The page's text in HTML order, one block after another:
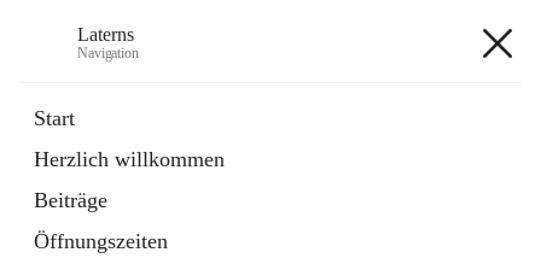
Laterns
Navigation
Start
Herzlich willkommen
Beiträge
Öffnungszeiten
11 Schnellzugriffe
Soziales